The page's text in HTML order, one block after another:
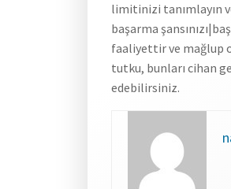
limitinizi tanımlayın
başarma
faaliyettir ve mağlup
tutku, bunları cihan
edebilirsiniz.